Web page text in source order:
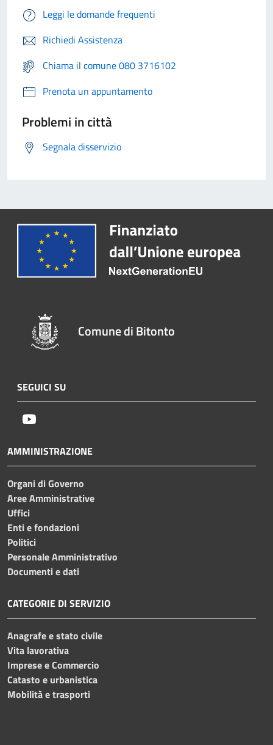
Leggi le domande frequenti
Richiedi Assistenza
Chiama il comune 080 3716102
Prenota un appuntamento
Problemi in città
Segnala disservizio
Comune di Bitonto
SEGUICI SU
AMMINISTRAZIONE
Organi di Governo
Aree Amministrative
Uffici
Enti e fondazioni
Politici
Personale Amministrativo
Documenti e dati
CATEGORIE DI SERVIZIO
Anagrafe e stato civile
Vita lavorativa
Imprese e Commercio
Catasto e urbanistica
Mobilità e trasporti